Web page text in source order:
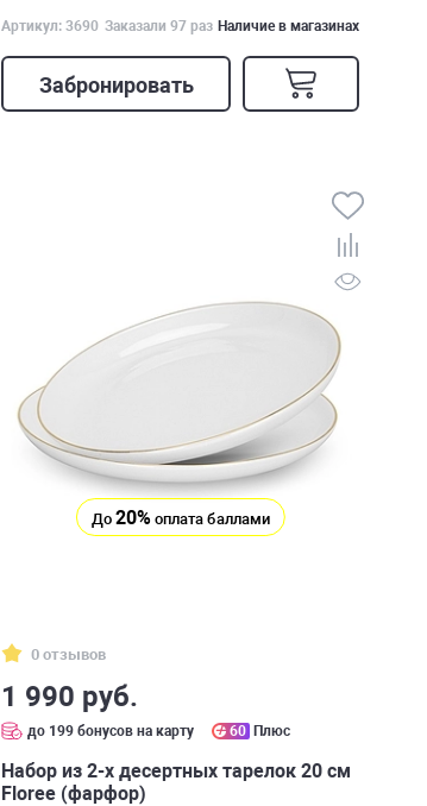
Артикул: 3690 Заказали 97 раз Наличие в магазинах
Забронировать
До 20% оплата баллами
0 отзывов
1 990 руб.
до 199 бонусов на карту 60 Плюс
Набор из 2-х десертных тарелок 20 см
Floree (фарфор)